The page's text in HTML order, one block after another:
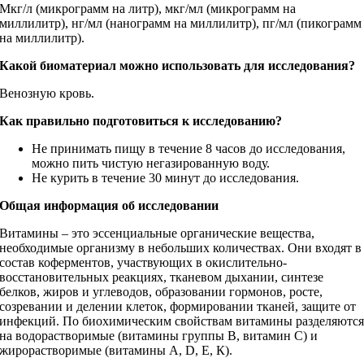
Мкг/л (микрограмм на литр), мкг/мл (микрограмм на
миллилитр), нг/мл (нанограмм на миллилитр), пг/мл (пикограмм
на миллилитр).
Какой биоматериал можно использовать для исследования?
Венозную кровь.
Как правильно подготовиться к исследованию?
Не принимать пищу в течение 8 часов до исследования,
можно пить чистую негазированную воду.
Не курить в течение 30 минут до исследования.
Общая информация об исследовании
Витамины – это эссенциальные органические вещества,
необходимые организму в небольших количествах. Они входят в
состав коферментов, участвующих в окислительно-
восстановительных реакциях, тканевом дыхании, синтезе
белков, жиров и углеводов, образовании гормонов, росте,
созревании и делении клеток, формировании тканей, защите от
инфекций. По биохимическим свойствам витамины разделяются
на водорастворимые (витамины группы В, витамин С) и
жирорастворимые (витамины А, D, Е, К).